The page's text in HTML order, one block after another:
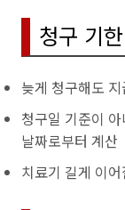
청구 기
늦게 청구해도
청구일 기준이
날짜로부터 계산
치료기 길게 이